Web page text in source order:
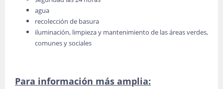
agua
recolección de basura
iluminación, limpieza y mantenimiento de las áreas verdes,
comunes y sociales
Para información más amplia: